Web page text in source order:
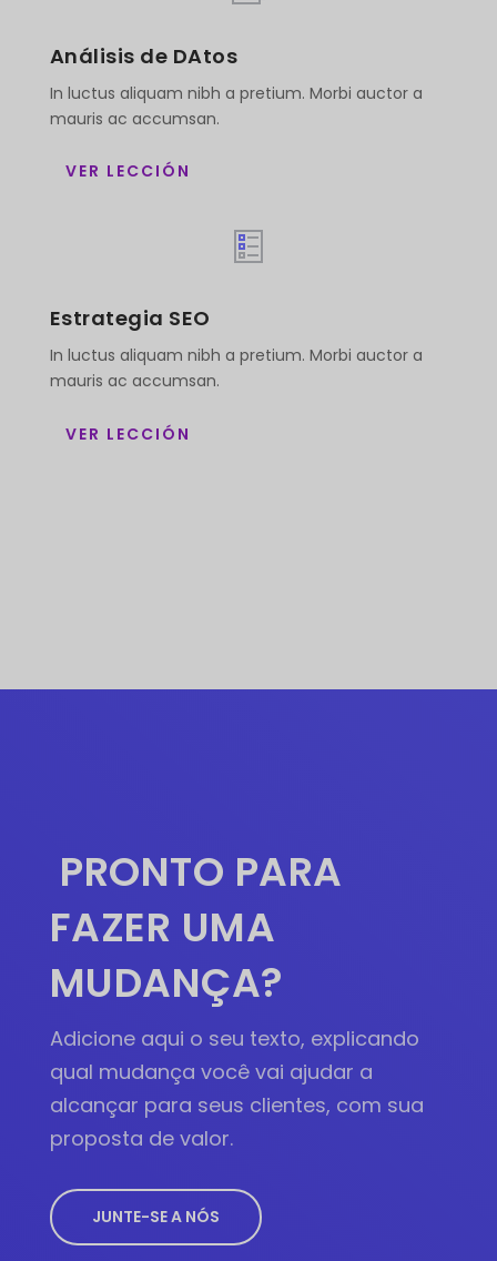
Análisis de DAtos
In luctus aliquam nibh a pretium. Morbi auctor a
mauris ac accumsan.
VER LECCIÓN
Estrategia SEO
In luctus aliquam nibh a pretium. Morbi auctor a
mauris ac accumsan.
VER LECCIÓN
PRONTO PARA
FAZER UMA
MUDANÇA?
Adicione aqui o seu texto, explicando
qual mudança você vai ajudar a
alcançar para seus clientes, com sua
proposta de valor.
JUNTE-SE A NÓS